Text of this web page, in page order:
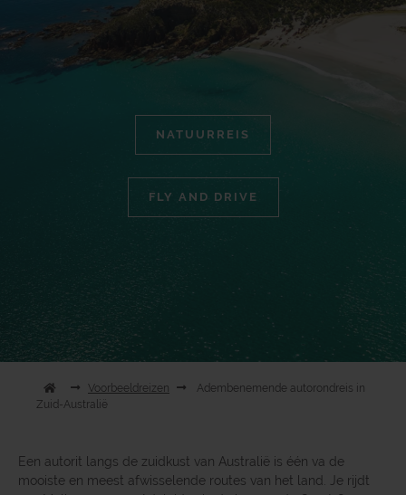
NATUURREIS
FLY AND DRIVE
Voorbeeldreizen
Adembenemende autorondreis in
Zuid-Australië
Een autorit langs de zuidkust van Australië is één va de
mooiste en meest afwisselende routes van het land. Je rijdt